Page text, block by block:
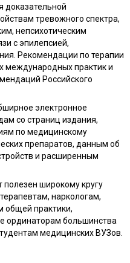
доказательной
тревожного спектра,
непсихотическим
с эпилепсией,
Рекомендации по терапии
международных практик и
Российского
электронное
со страниц издания,
по медицинскому
препаратов, данным об
и расширенным
полезен широкому кругу
наркологам,
общей практики,
ординаторам большинства
медицинских ВУЗов.